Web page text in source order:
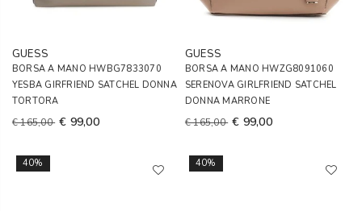
GUESS
BORSA A MANO HWBG7833070
YESBA GIRFRIEND SATCHEL DONNA
TORTORA
€ 165,00 € 99,00
GUESS
BORSA A MANO HWZG8091060
SERENOVA GIRLFRIEND SATCHEL
DONNA MARRONE
€ 165,00 € 99,00
40% 40%